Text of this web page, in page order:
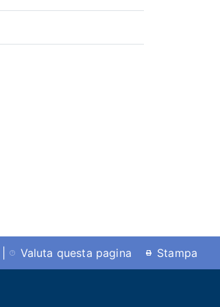
Valuta questa pagina Stampa